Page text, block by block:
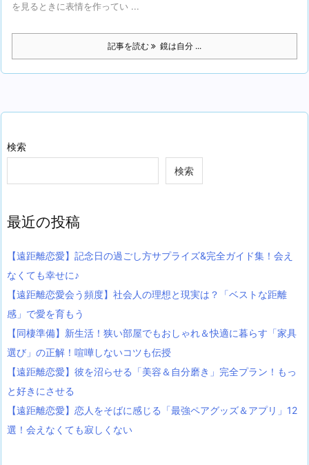
を見るときに表情を作ってい ...
記事を読む 鏡は自分 ...
検索
検索
最近の投稿
【遠距離恋愛】記念日の過ごし方サプライズ&完全ガイド集！会え
なくても幸せに♪
【遠距離恋愛会う頻度】社会人の理想と現実は？「ベストな距離
感」で愛を育もう
【同棲準備】新生活！狭い部屋でもおしゃれ＆快適に暮らす「家具
選び」の正解！喧嘩しないコツも伝授
【遠距離恋愛】彼を沼らせる「美容＆自分磨き」完全プラン！もっ
と好きにさせる
【遠距離恋愛】恋人をそばに感じる「最強ペアグッズ＆アプリ」12
選！会えなくても寂しくない